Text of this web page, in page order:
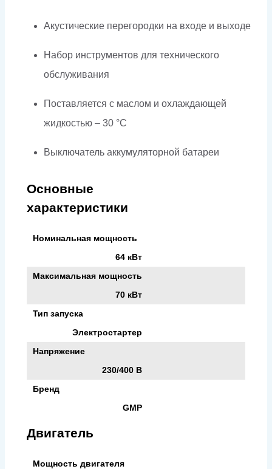
Акустические перегородки на входе и выходе
Набор инструментов для технического
обслуживания
Поставляется с маслом и охлаждающей
жидкостью – 30 °C
Выключатель аккумуляторной батареи
Основные
характеристики
Номинальная мощность
64 кВт
Максимальная мощность
70 кВт
Тип запуска
Электростартер
Напряжение
230/400 В
Бренд
GMP
Двигатель
Мощность двигателя